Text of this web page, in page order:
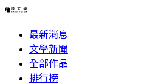
最新消息
文學新聞
全部作品
排行榜